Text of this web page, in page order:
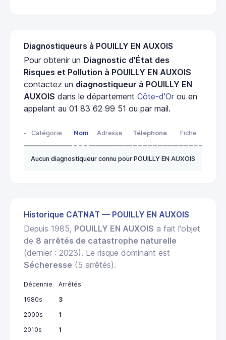
Diagnostiqueurs à POUILLY EN AUXOIS
Pour obtenir un Diagnostic d'État des
Risques et Pollution à POUILLY EN AUXOIS
contactez un diagnostiqueur à POUILLY EN
AUXOIS dans le département Côte-d'Or ou en
appelant au 01 83 62 99 51 ou par mail.
- Catégorie Nom Adresse Télephone Fiche
Aucun diagnostiqueur connu pour POUILLY EN AUXOIS
Historique CATNAT — POUILLY EN AUXOIS
Depuis 1985, POUILLY EN AUXOIS a fait l'objet
de 8 arrêtés de catastrophe naturelle
(dernier : 2023). Le risque dominant est
Sécheresse (5 arrêtés).
Décennie
Arrêtés
1980s
3
2000s
1
2010s
1